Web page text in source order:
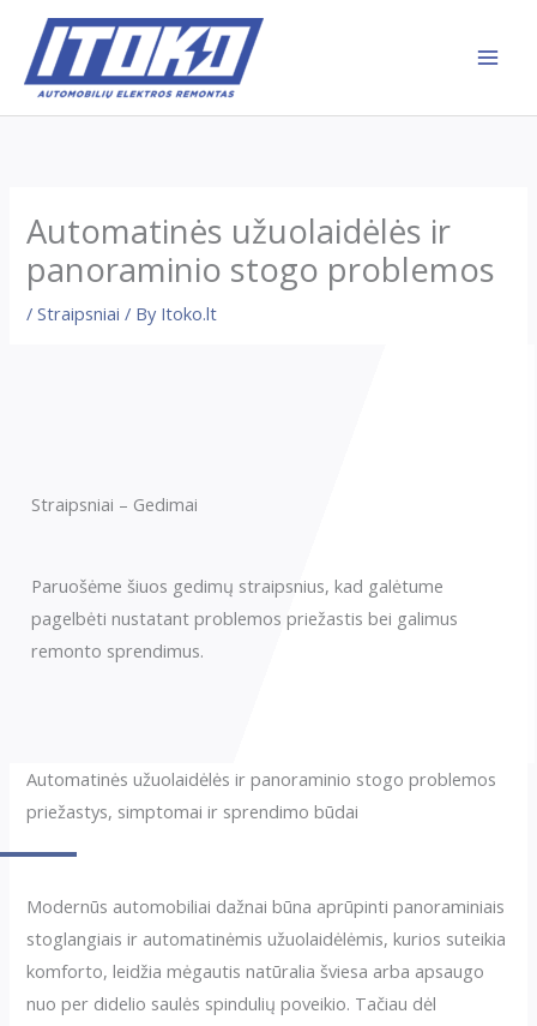
content
Automatinės užuolaidėlės ir
panoraminio stogo problemos
/Straipsniai / By Itoko.lt
Straipsniai – Gedimai
Paruošėme šiuos gedimų straipsnius, kad galėtume
pagelbėti nustatant problemos priežastis bei galimus
remonto sprendimus.
Automatinės užuolaidėlės ir panoraminio stogo problemos
priežastys, simptomai ir sprendimo būdai
Modernūs automobiliai dažnai būna aprūpinti panoraminiais
stoglangiais ir automatinėmis užuolaidėlėmis, kurios suteikia
komforto, leidžia mėgautis natūralia šviesa arba apsaugo
nuo per didelio saulės spindulių poveikio. Tačiau dėl